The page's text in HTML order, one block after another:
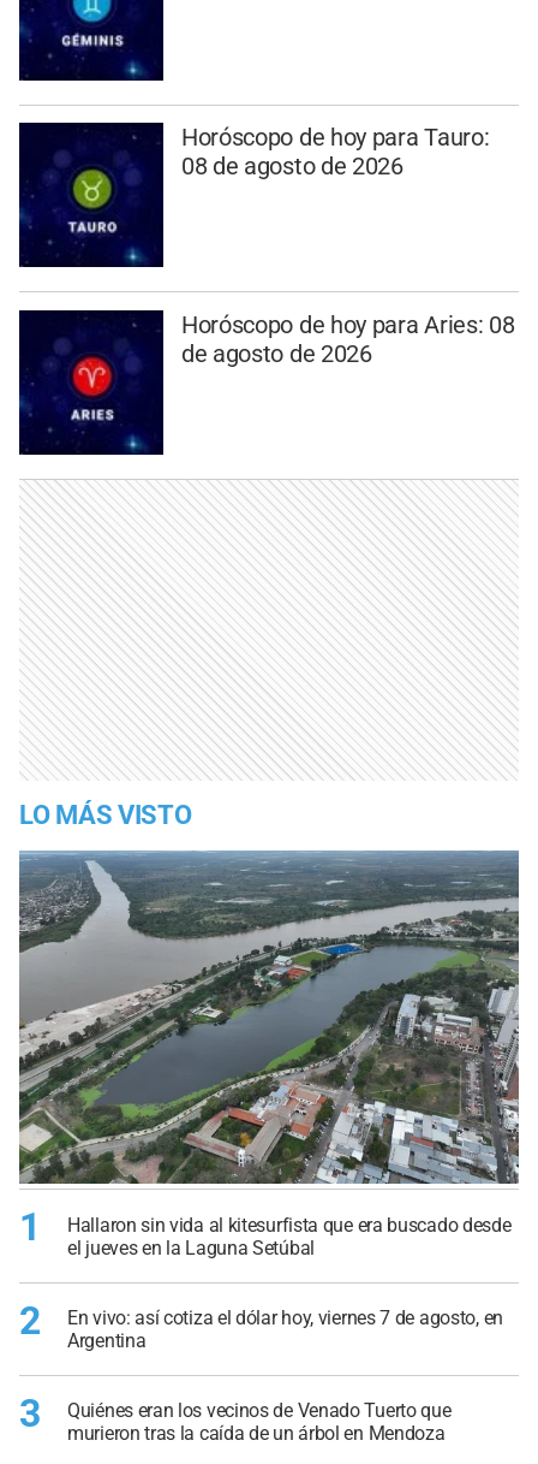
Horóscopo de hoy para Tauro:
08 de agosto de 2026
Horóscopo de hoy para Aries: 08
de agosto de 2026
LO MÁS VISTO
1
Hallaron sin vida al kitesurfista que era buscado desde
el jueves en la Laguna Setúbal
2
En vivo: así cotiza el dólar hoy, viernes 7 de agosto, en
Argentina
3
Quiénes eran los vecinos de Venado Tuerto que
murieron tras la caída de un árbol en Mendoza